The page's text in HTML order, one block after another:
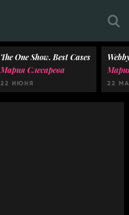
The One Show. Best Cases
Мария Слесарева
22 ИЮНЯ 22